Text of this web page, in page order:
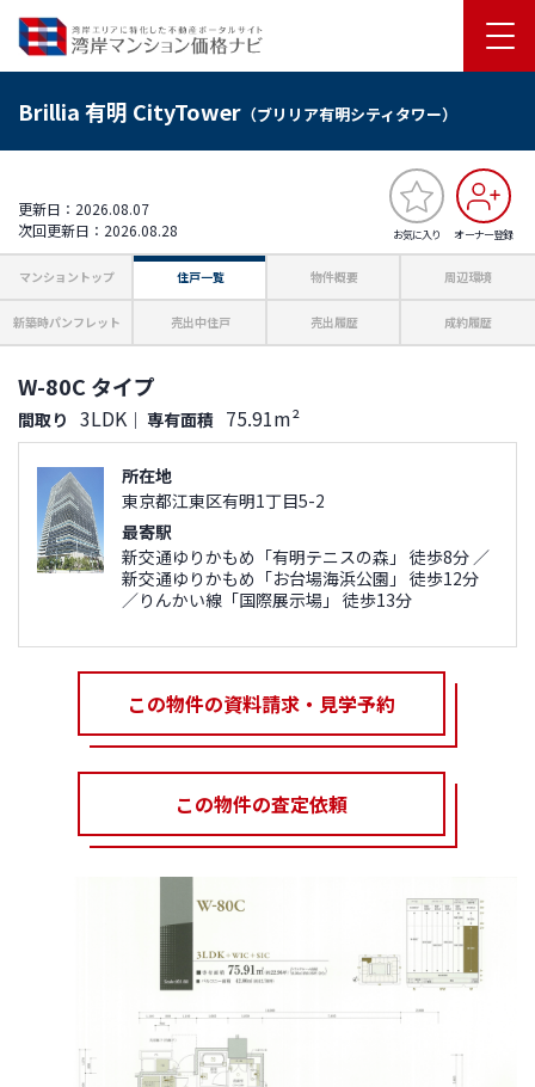
Brillia 有明 CityTower （ブリリア有明シティタワー）
お気に入り オーナー登録
更新日：2026.08.07
次回更新日：2026.08.28
マンショントップ 住戸一覧 物件概要 周辺環境
新築時パンフレット 売出中住戸 売出履歴 成約履歴
W-80C タイプ
間取り 3LDK ｜ 専有面積 75.91m²
所在地
東京都江東区有明1丁目5-2
最寄駅
新交通ゆりかもめ「有明テニスの森」 徒歩8分 ／
新交通ゆりかもめ「お台場海浜公園」 徒歩12分
／りんかい線「国際展示場」 徒歩13分
この物件の資料請求・見学予約
この物件の査定依頼